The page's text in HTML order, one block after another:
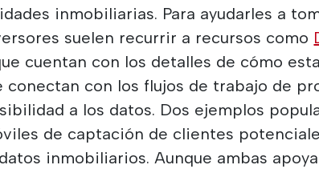
inmobiliarias. Para ayudarles a
suelen recurrir a recursos como
cuentan con los detalles de cómo
conectan con los flujos de trabajo de
a los datos. Dos ejemplos
de captación de clientes
inmobiliarios. Aunque ambas